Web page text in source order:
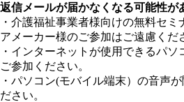
返信メールが届かなくなる可能性が
・介護福祉事業者様向けの無料セ
アメーカー様のご参加はご遠慮くだ
・インターネットが使用できるパ
ご参加ください。
・パソコン(モバイル端末）の音声
ださい。